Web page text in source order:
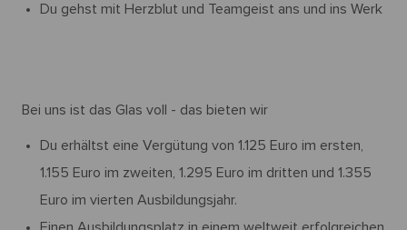
Du gehst mit Herzblut und Teamgeist ans und ins Werk
Bei uns ist das Glas voll - das bieten wir
Du erhältst eine Vergütung von 1.125 Euro im ersten,
1.155 Euro im zweiten, 1.295 Euro im dritten und 1.355
Euro im vierten Ausbildungsjahr.
Einen Ausbildungsplatz in einem weltweit erfolgreichen